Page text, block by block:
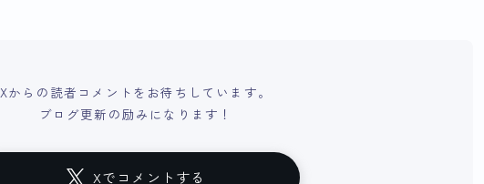
Xからの読者コメントをお待ちしています。
ブログ更新の励みになります！
Xでコメントする